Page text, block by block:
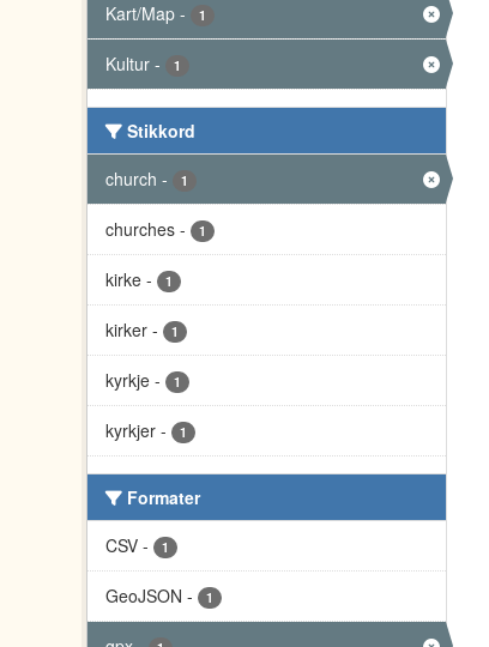
Kart/Map - 1
Kultur - 1
Stikkord
church - 1
churches - 1
kirke - 1
kirker - 1
kyrkje - 1
kyrkjer - 1
Formater
CSV - 1
GeoJSON - 1